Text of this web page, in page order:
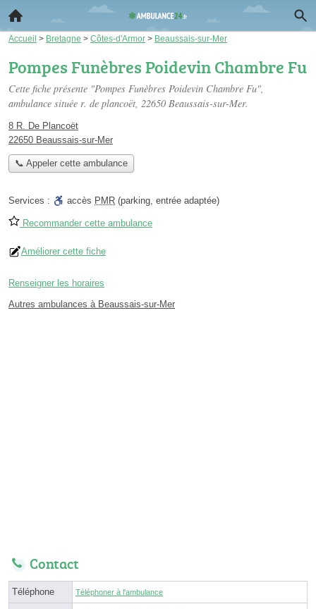
Accueil > Bretagne > Côtes-d'Armor > Beaussais-sur-Mer
Pompes Funèbres Poidevin Chambre Fu
Cette fiche présente "Pompes Funèbres Poidevin Chambre Fu",
ambulance située r. de plancoët, 22650 Beaussais-sur-Mer.
8 R. De Plancoët
22650 Beaussais-sur-Mer
📞 Appeler cette ambulance
Services : accès PMR (parking, entrée adaptée)
Recommander cette ambulance
Améliorer cette fiche
Renseigner les horaires
Autres ambulances à Beaussais-sur-Mer
Contact
Téléphone Téléphoner à l'ambulance